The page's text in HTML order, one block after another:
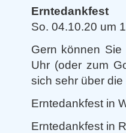
Erntedankfest
So. 04.10.20 um
Gern können Sie
Uhr (oder zum
sich sehr über
Erntedankfest in
Erntedankfest